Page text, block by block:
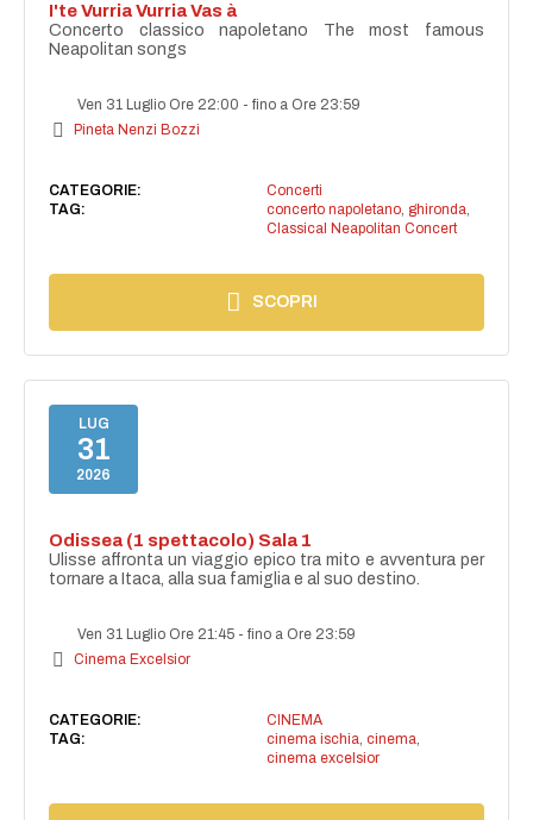
I'te Vurria Vurria Vas à
Concerto classico napoletano The most famous
Neapolitan songs
Ven 31 Luglio Ore 22:00 -fino a Ore 23:59
Pineta Nenzi Bozzi
CATEGORIE:
Concerti
TAG:
concerto napoletano, ghironda,
Classical Neapolitan Concert
SCOPRI
LUG
31
2026
Odissea (1 spettacolo) Sala 1
Ulisse affronta un viaggio epico tra mito e avventura per
tornare a Itaca, alla sua famiglia e al suo destino.
Ven 31 Luglio Ore 21:45 -fino a Ore 23:59
Cinema Excelsior
CATEGORIE:
CINEMA
TAG:
cinema ischia, cinema,
cinema excelsior